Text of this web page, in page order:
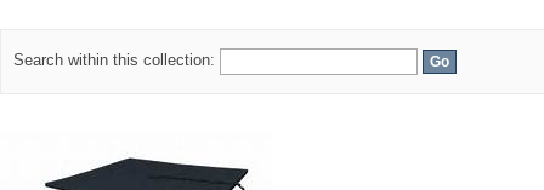
Search within this collection: